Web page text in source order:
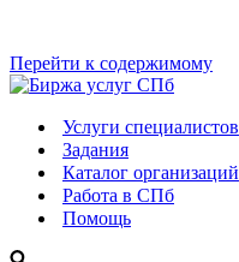
Перейти к содержимому
Услуги специалистов
Задания
Каталог организаций
Работа в СПб
Помощь